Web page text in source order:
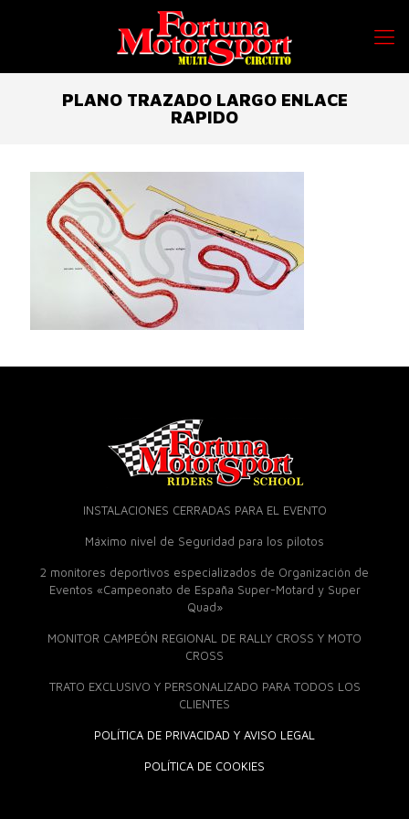
PLANO TRAZADO LARGO ENLACE
RAPIDO
INSTALACIONES CERRADAS PARA EL EVENTO
Máximo nivel de Seguridad para los pilotos
2 monitores deportivos especializados de Organización de
Eventos «Campeonato de España Super-Motard y Super
Quad»
MONITOR CAMPEÓN REGIONAL DE RALLY CROSS Y MOTO
CROSS
TRATO EXCLUSIVO Y PERSONALIZADO PARA TODOS LOS
CLIENTES
POLÍTICA DE PRIVACIDAD Y AVISO LEGAL
POLÍTICA DE COOKIES